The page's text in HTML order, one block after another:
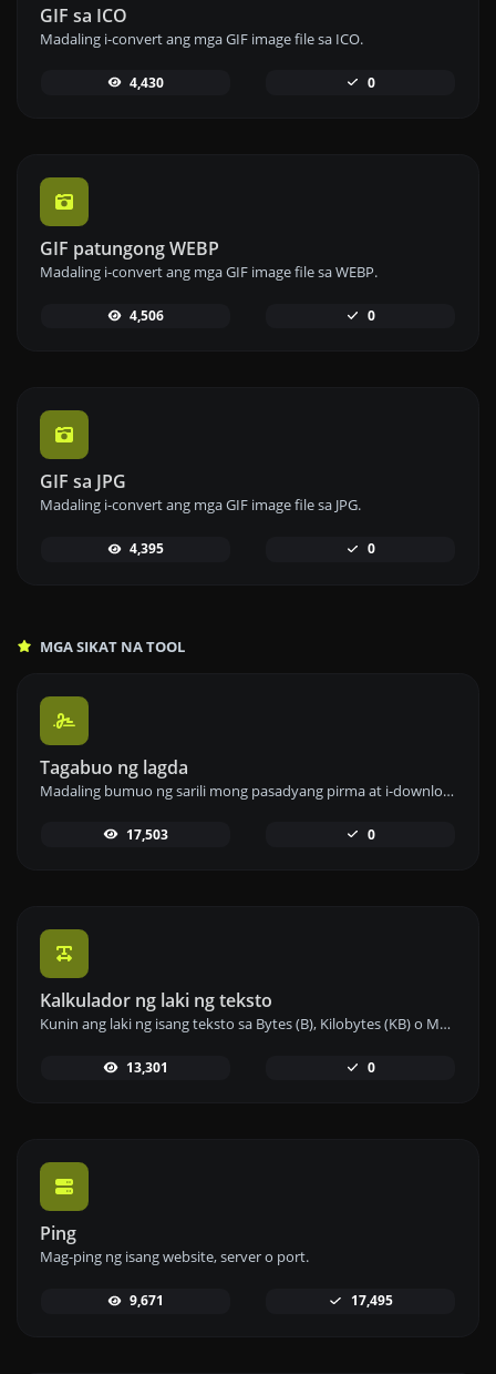
GIF sa ICO
Madaling i-convert ang mga GIF image file sa ICO.
4,430 0
GIF patungong WEBP
Madaling i-convert ang mga GIF image file sa WEBP.
4,506 0
GIF sa JPG
Madaling i-convert ang mga GIF image file sa JPG.
4,395 0
MGA SIKAT NA TOOL
Tagabuo ng lagda
Madaling bumuo ng sarili mong pasadyang pirma at i-download ito nang madali.
17,503 0
Kalkulador ng laki ng teksto
Kunin ang laki ng isang teksto sa Bytes (B), Kilobytes (KB) o Megabytes (MB).
13,301 0
Ping
Mag-ping ng isang website, server o port.
9,671 17,495